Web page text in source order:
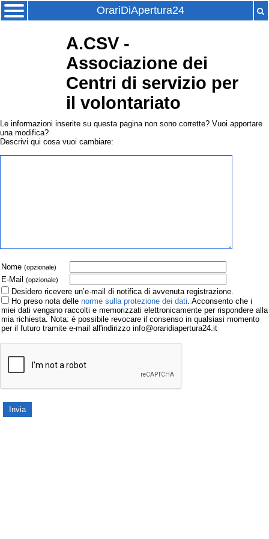
OrariDiApertura24
A.CSV -
Associazione dei
Centri di servizio per
il volontariato
Le informazioni inserite su questa pagina non sono corrette? Vuoi apportare
una modifica?
Descrivi qui cosa vuoi cambiare:
Nome (opzionale)
E-Mail (opzionale)
Desidero ricevere un’e-mail di notifica di avvenuta registrazione.
Ho preso nota delle norme sulla protezione dei dati. Acconsento che i
miei dati vengano raccolti e memorizzati elettronicamente per rispondere alla
mia richiesta. Nota: è possibile revocare il consenso in qualsiasi momento
per il futuro tramite e-mail all'indirizzo info@oraridiapertura24.it